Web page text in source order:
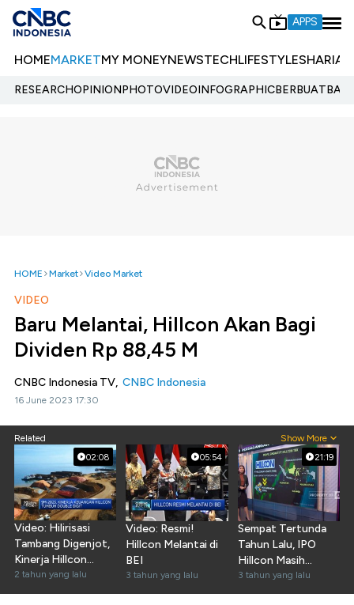
APPS
HOMEMARKETMY MONEYNEWSTECHLIFESTYLESHARIA
RESEARCHOPINIONPHOTOVIDEOINFOGRAPHIC
HOME Market Video Market
VIDEO
Baru Melantai, Hillcon Akan Bagi
Dividen Rp 88,45 M
CNBC Indonesia TV, CNBC Indonesia
16 June 2023 17:30
Related Show More
02:08
Video: Hilirisasi
Tambang Digenjot,
Kinerja Hillcon
Melonjak
2 tahun yang lalu
05:54
Video: Resmi!
Hillcon Melantai di
BEI
3 tahun yang lalu
21:19
Sempat Tertunda
Tahun Lalu, IPO
Hillcon Masih
Menarik Diburu?
3 tahun yang lalu